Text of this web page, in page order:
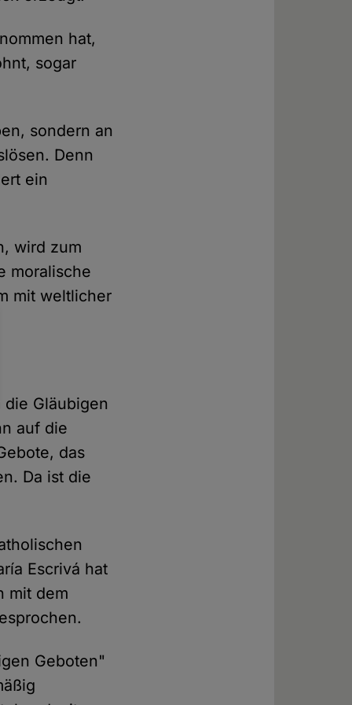
hat,
sogar
sondern an
Denn
ein
wird zum
moralische
mit weltlicher
Gläubigen
auf die
das
Da ist die
Escrivá hat
mit dem
Geboten"